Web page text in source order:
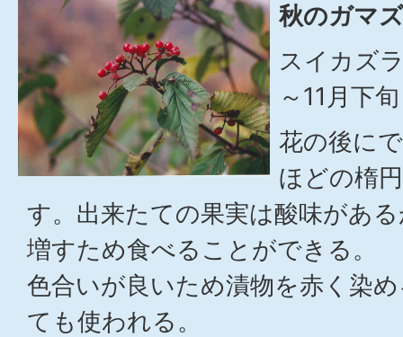
秋のガマ
スイカズ
～11月下旬
花の後に
ほどの楕
す。出来たての果実は酸味があ
増すため食べることができる。
色合いが良いため漬物を赤く染
ても使われる。